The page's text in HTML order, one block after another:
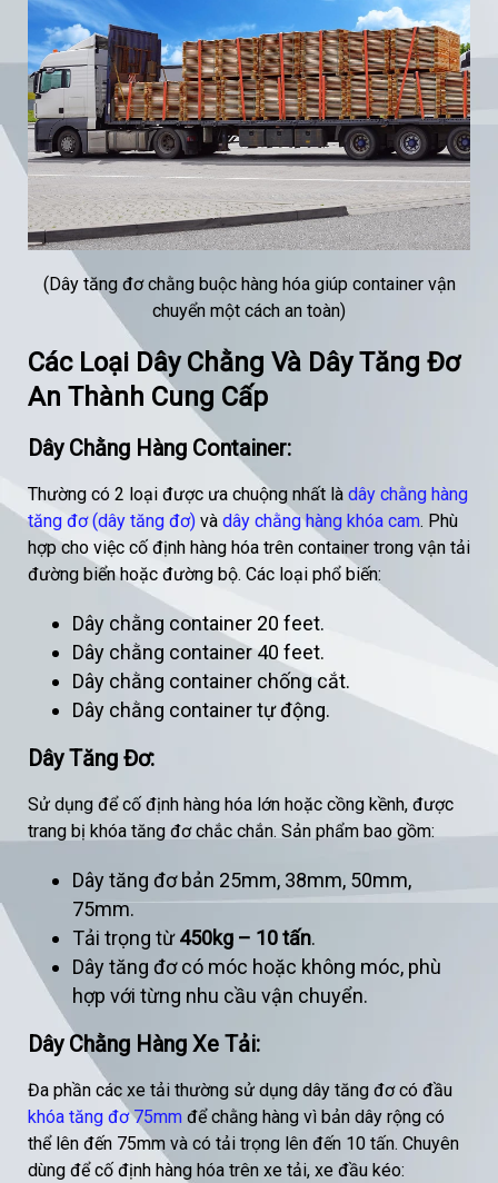
(Dây tăng đơ chằng buộc hàng hóa giúp container vận
chuyển một cách an toàn)
Các Loại Dây Chằng Và Dây Tăng Đơ
An Thành Cung Cấp
Dây Chằng Hàng Container:
Thường có 2 loại được ưa chuộng nhất là dây chằng hàng
tăng đơ (dây tăng đơ) và dây chằng hàng khóa cam. Phù
hợp cho việc cố định hàng hóa trên container trong vận tải
đường biển hoặc đường bộ. Các loại phổ biến:
Dây chằng container 20 feet.
Dây chằng container 40 feet.
Dây chằng container chống cắt.
Dây chằng container tự động.
Dây Tăng Đơ:
Sử dụng để cố định hàng hóa lớn hoặc cồng kềnh, được
trang bị khóa tăng đơ chắc chắn. Sản phẩm bao gồm:
Dây tăng đơ bản 25mm, 38mm, 50mm,
75mm.
Tải trọng từ450kg – 10 tấn.
Dây tăng đơ có móc hoặc không móc, phù
hợp với từng nhu cầu vận chuyển.
Dây Chằng Hàng Xe Tải:
Đa phần các xe tải thường sử dụng dây tăng đơ có đầu
khóa tăng đơ 75mm để chằng hàng vì bản dây rộng có
thể lên đến 75mm và có tải trọng lên đến 10 tấn. Chuyên
dùng để cố định hàng hóa trên xe tải, xe đầu kéo: